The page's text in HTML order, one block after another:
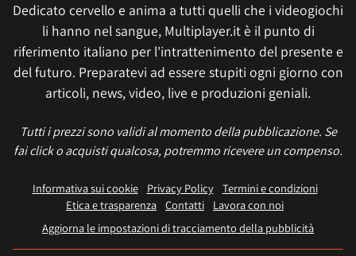
Dedicato cervello e anima a tutti quelli che i videogiochi
li hanno nel sangue, Multiplayer.it è il punto di
riferimento italiano per l'intrattenimento del presente e
del futuro. Preparatevi ad essere stupiti ogni giorno con
articoli, news, video, live e produzioni geniali.
Tutti i prezzi sono validi al momento della pubblicazione. Se
fai click o acquisti qualcosa, potremmo ricevere un compenso.
Informativa sui cookie Privacy Policy
Termini e condizioni
Etica e trasparenza Contatti
Lavora con noi
Aggiorna le impostazioni di tracciamento della pubblicità